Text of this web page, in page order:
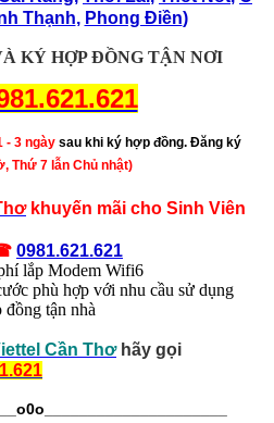
Thạnh, Phong Điền)
KÝ HỢP ĐỒNG TẬN NƠI
- 3 ngày sau khi ký hợp đồng. Đăng ký
Thứ 7 lẫn Chủ nhật)
khuyến mãi cho Sinh Viên
0981.621.621
lắp Modem Wifi6
phù hợp với nhu cầu sử dụng
tận nhà
Cần Thơhãy gọi